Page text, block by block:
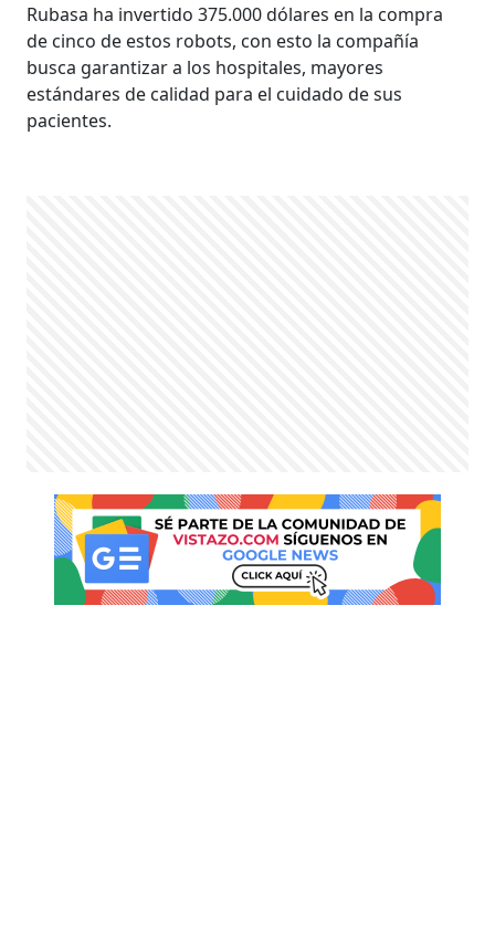
Rubasa ha invertido 375.000 dólares en la compra
de cinco de estos robots, con esto la compañía
busca garantizar a los hospitales, mayores
estándares de calidad para el cuidado de sus
pacientes.